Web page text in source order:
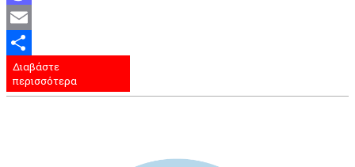
Mastodon
Email
Μοιραστείτε
Διαβάστε
περισσότερα